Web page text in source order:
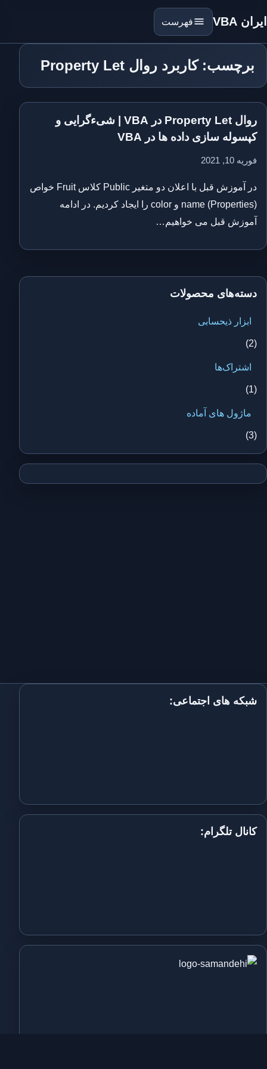
ایران VBA فهرست
برچسب: کاربرد روال Property Let
روال Property Let در VBA | شیءگرایی و
کپسوله سازی داده ها در VBA
فوریه 10, 2021
در آموزش قبل با اعلان دو متغیر Public کلاس Fruit خواص
(Properties) name و color را ایجاد کردیم. در ادامه
آموزش قبل می خواهیم…
دسته‌های محصولات
ابزار ذیحسابی
(2)
اشتراک‌ها
(1)
ماژول های آماده
(3)
شبکه های اجتماعی:
کانال تلگرام: